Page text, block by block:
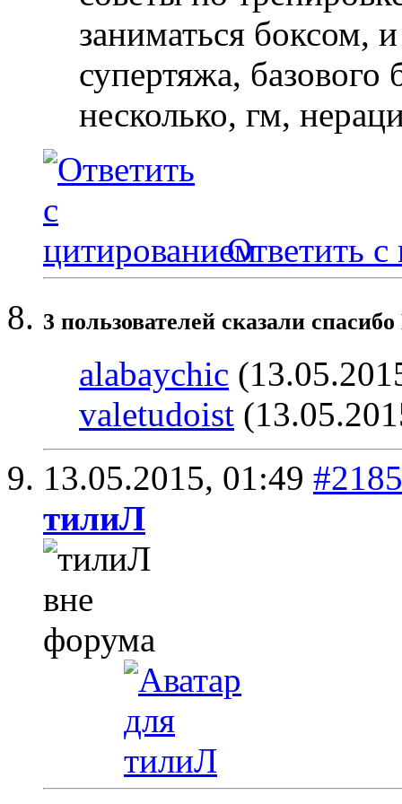
заниматься боксом,
супертяжа,
несколько, гм,
Ответить с
3 пользователей сказали
alabaychic
valetudoist
13.05.2015, 01:49 #2185
тилиЛ